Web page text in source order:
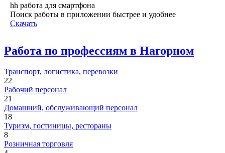
hh работа для смартфона
Поиск работы в приложении быстрее и удобнее
Скачать
Работа по профессиям в Нагорном
Транспорт, логистика, перевозки
22
Рабочий персонал
21
Домашний, обслуживающий персонал
18
Туризм, гостиницы, рестораны
8
Розничная торговля